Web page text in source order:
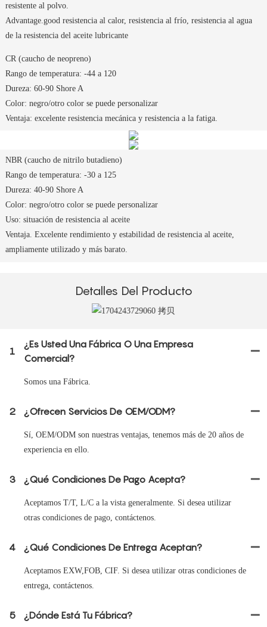
resistente al polvo.
Advantage.good resistencia al calor, resistencia al frío, resistencia al agua
de la resistencia del aceite lubricante
NBR (caucho de nitrilo butadieno)
Rango de temperatura: -30 a 125
Dureza: 40-90 Shore A
Color: negro/otro color se puede personalizar
Uso: situación de resistencia al aceite
Ventaja. Excelente rendimiento y estabilidad de resistencia al aceite,
ampliamente utilizado y más barato.
CR (caucho de neopreno)
Rango de temperatura: -44 a 120
Dureza: 60-90 Shore A
Color: negro/otro color se puede personalizar
Ventaja: excelente resistencia mecánica y resistencia a la fatiga.
Detalles Del Producto
1
¿Es Usted Una Fábrica O Una Empresa
Comercial?
Somos una Fábrica.
2 ¿Ofrecen Servicios De OEM/ODM?
Sí, OEM/ODM son nuestras ventajas, tenemos más de 20 años de
experiencia en ello.
3 ¿Qué Condiciones De Pago Acepta?
Aceptamos T/T, L/C a la vista generalmente. Si desea utilizar
otras condiciones de pago, contáctenos.
4 ¿Qué Condiciones De Entrega Aceptan?
Aceptamos EXW,FOB, CIF. Si desea utilizar otras condiciones de
entrega, contáctenos.
5 ¿Dónde Está Tu Fábrica?